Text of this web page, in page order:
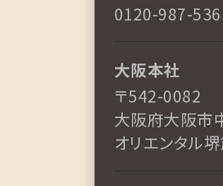
0120-987-536
大阪本社
〒542-0082
大阪府大阪市
オリエンタル